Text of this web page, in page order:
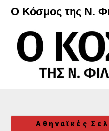
Μετάβαση
περιεχόμενο
Ο Κόσμος της Ν.
Αθηναϊκές